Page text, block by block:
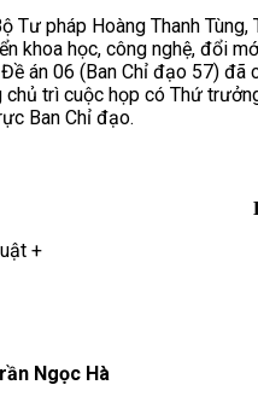
pháp Hoàng Thanh Tùng,
khoa học, công nghệ, đổi
án 06 (Ban Chỉ đạo 57) đã
trì cuộc họp có Thứ
Ban Chỉ đạo.
+
Ngọc Hà